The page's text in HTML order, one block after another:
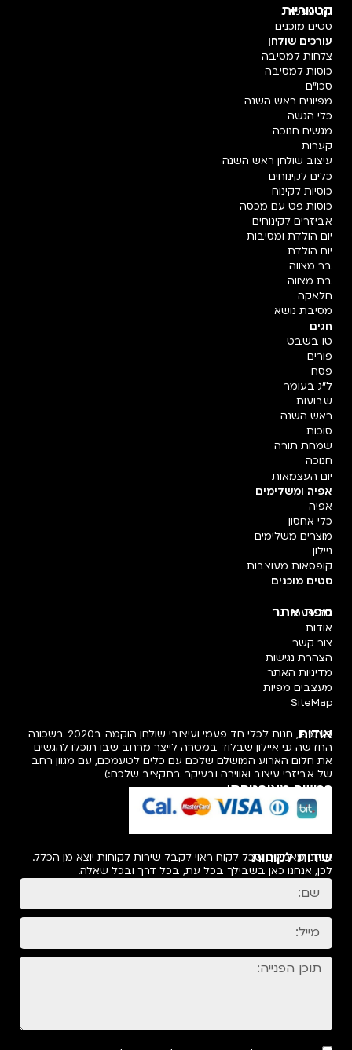
קטגוריות
חד פעמי
סטים מוכנים
עורכים שולחן
צלחות למסיבה
כוסות למסיבה
סכו"ם
מפיונים ראש השנה
כלי הגשה
מגשים חנוכה
קערות
עיצוב שולחן ראש השנה
כלים לקינוחים
כוסיות לקינוח
כוסות פט עם מכסה
אביזרים לקינוחים
יום הולדת ומסיבות
יום הולדת
בר מצווה
בת מצווה
חלאקה
מסיבת נושא
חגים
טו בשבט
פורים
פסח
ל"ג בעומר
שבועות
ראש השנה
סוכות
שמחת תורה
חנוכה
יום העצמאות
אפיה ומשלימים
אפיה
כלי אחסון
מוצרים משלימים
ניילון
קופסאות מעוצבות
סטים מוכנים
מפת אתר
חד פעמי
אודות
צור קשר
הצהרת נגישות
מדיניות האתר
מעצבים מפיות
SiteMap
אודות
פעמיפו, חנות לכלי חד פעמי ועיצובי שולחן הוקמה ב2020 בשכונה
החדשה גני איילון שבלוד במטרה לייצר מרחב שבו תוכלו להגשים
את חלום הארוע המושלם שלכם עם כלים לטעמכם, עם מגוון רחב
של אביזרי עיצוב ואווירה ובעיקר בתקציב שלכם:)
רכישה מאובטחת!
שירות לקוחות
אנחנו מאמינים שכל לקוח ראוי לקבל שירות לקוחות יוצא מן הכלל.
לכן, אנחנו כאן בשבילך בכל עת, בכל דרך ובכל שאלה.